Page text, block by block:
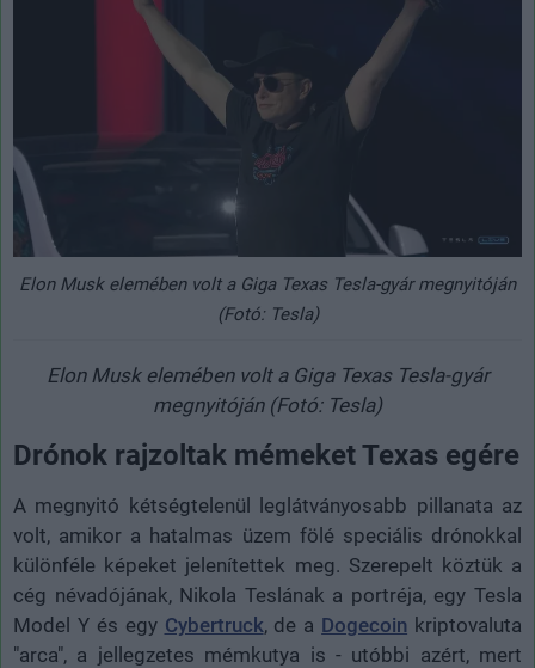
Elon Musk elemében volt a Giga Texas Tesla-gyár megnyitóján
(Fotó: Tesla)
Elon Musk elemében volt a Giga Texas Tesla-gyár
megnyitóján (Fotó: Tesla)
Drónok rajzoltak mémeket Texas egére
A megnyitó kétségtelenül leglátványosabb pillanata az
volt, amikor a hatalmas üzem fölé speciális drónokkal
különféle képeket jelenítettek meg. Szerepelt köztük a
cég névadójának, Nikola Teslának a portréja, egy Tesla
Model Y és egy Cybertruck, de a Dogecoin kriptovaluta
"arca", a jellegzetes mémkutya is - utóbbi azért, mert